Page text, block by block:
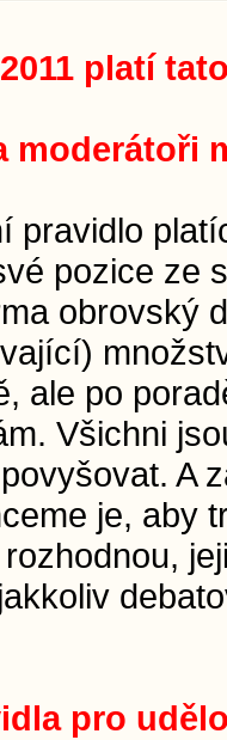
platí
moderátoři
pravidlo
pozice ze
obrovský
ale po
Všichni
A
je, aby
pro